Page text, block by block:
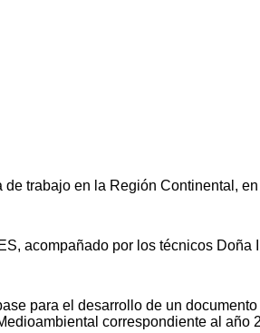
trabajo en la Región Continental,
acompañado por los técnicos Doña
para el desarrollo de un
correspondiente al año